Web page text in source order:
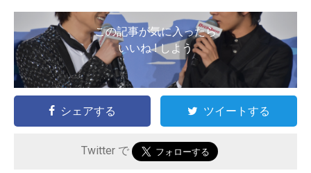
この記事が気に入ったら
いいね ! しよう
シェアする ツイートする
Twitter で